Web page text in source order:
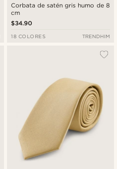
Corbata de satén gris humo de 8
cm
$34.90
18 COLORES TRENDHIM